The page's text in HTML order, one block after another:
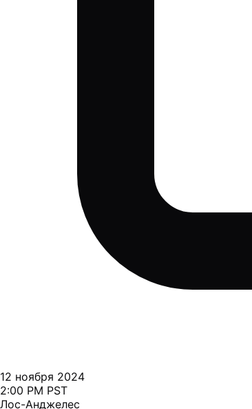
12 ноября 2024
2:00 PM PST
Лос-Анджелес